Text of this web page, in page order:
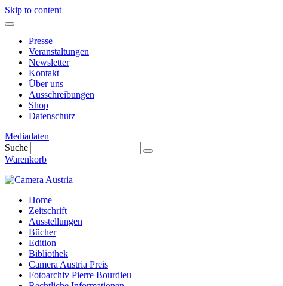
Skip to content
Presse
Veranstaltungen
Newsletter
Kontakt
Über uns
Ausschreibungen
Shop
Datenschutz
Mediadaten
Suche
Warenkorb
Home
Zeitschrift
Ausstellungen
Bücher
Edition
Bibliothek
Camera Austria Preis
Fotoarchiv Pierre Bourdieu